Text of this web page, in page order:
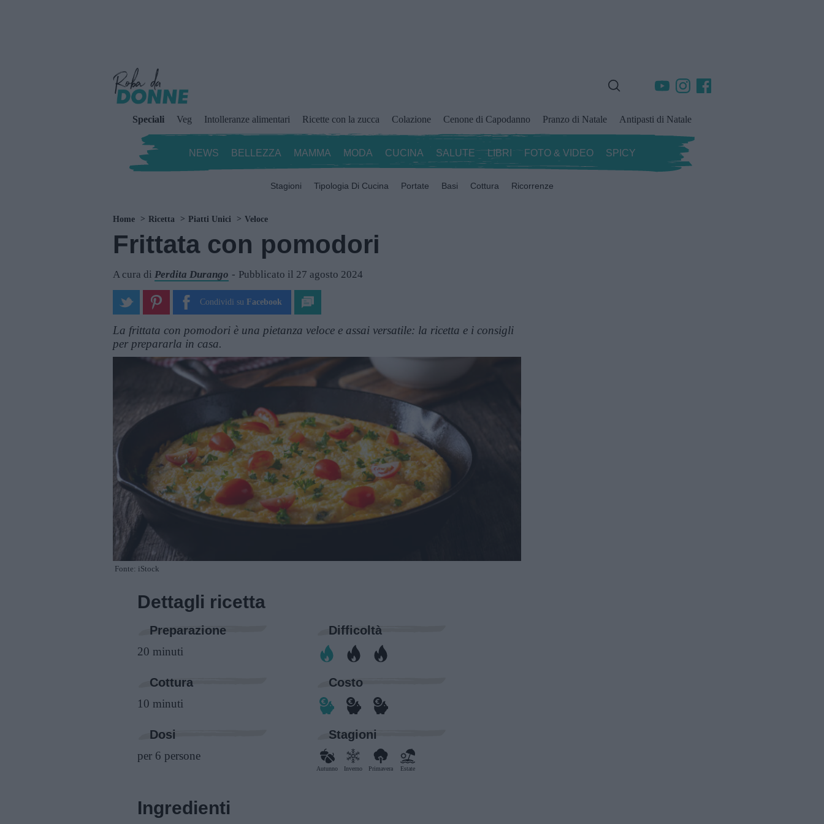
Speciali Veg Intolleranze alimentari Ricette con la zucca Colazione Cenone di Capodanno Pranzo di Natale Antipasti di Natale
NEWS BELLEZZA MAMMA MODA CUCINA SALUTE LIBRI FOTO & VIDEO SPICY
Stagioni Tipologia Di Cucina Portate Basi Cottura Ricorrenze
Home Ricetta Piatti Unici Veloce
Frittata con pomodori
A cura di Perdita Durango Pubblicato il 27 agosto 2024
Condividi su Facebook
La frittata con pomodori è una pietanza veloce e assai versatile: la ricetta e i consigli
per prepararla in casa.
Fonte: iStock
Dettagli ricetta
Preparazione
20 minuti
Difficoltà
Cottura
10 minuti
Costo
Dosi
per 6 persone
Stagioni
Autunno Inverno Primavera Estate
Ingredienti